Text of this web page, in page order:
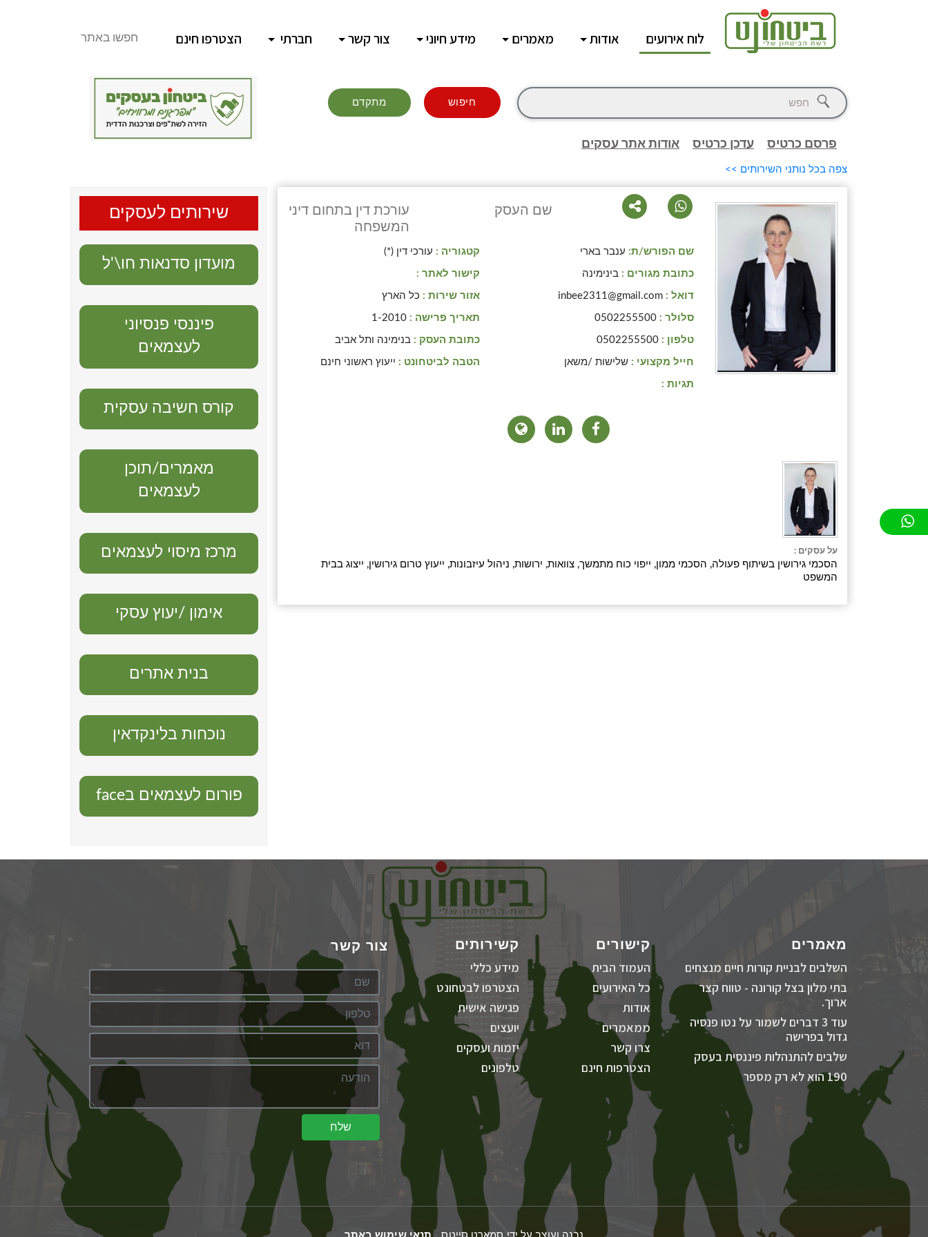
לוח אירועים אודות מאמרים מידע חיוני צור קשר חברתי הצטרפו חינם חפשו באתר
חיפוש מתקדם
פרסם כרטיס עדכן כרטיס אודות אתר עסקים
צפה בכל נותני השירותים >>
שם העסק
עורכת דין בתחום דיני
המשפחה
שם הפורש/ת: ענבר בארי
כתובת מגורים : בינימינה
דואל : inbee2311@gmail.com
סלולר : 0502255500
טלפון : 0502255500
חייל מקצועי : שלישות /משאן
תגיות :
קטגוריה : עורכי דין (*)
קישור לאתר :
אזור שירות : כל הארץ
תאריך פרישה : 1-2010
כתובת העסק : בנימינה ותל אביב
הטבה לביטחונט : ייעוץ ראשוני חינם
על עסקים :
הסכמי גירושין בשיתוף פעולה, הסכמי ממון, ייפוי כוח מתמשך, צוואות, ירושות, ניהול עיזבונות, ייעוץ טרום גירושין, ייצוג בבית
המשפט
שירותים לעסקים
מועדון סדנאות חו\'ל
פיננסי פנסיוני
לעצמאים
קורס חשיבה עסקית
מאמרים/תוכן
לעצמאים
מרכז מיסוי לעצמאים
אימון /יעוץ עסקי
בנית אתרים
נוכחות בלינקדאין
פורום לעצמאים בface
מאמרים
השלבים לבניית קורות חיים מנצחים
בתי מלון בצל קורונה - טווח קצר
ארוך.
עוד 3 דברים לשמור על נטו פנסיה
גדול בפרישה
שלבים להתנהלות פיננסית בעסק
190 הוא לא רק מספר
קישורים
העמוד הבית
כל האירועים
אודות
ממאמרים
צרו קשר
הצטרפות חינם
קשירותים
מידע כללי
הצטרפו לבטחונט
פגישה אישית
יועצים
יזמות ועסקים
טלפונים
צור קשר
שלח